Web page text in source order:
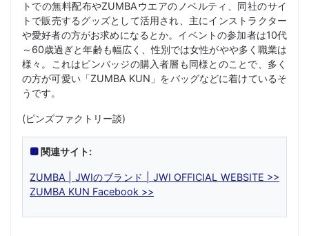
トでの無料配布やZUMBAウエアのノベルティ、同社のサイ
トで販売するグッズとして活用され、主にインストラクター
や愛好者の方がお求めになるとか。イベントの参加者は10代
～60歳過ぎと年齢も幅広く、性別では女性がやや多く職業は
様々。これはピンバッジの購入者層も同様とのことで、多く
の方が可愛い「ZUMBA KUN」をバッグなどに着けているそ
うです。
(ピンズファクトリー談)
関連サイト:
ZUMBA | JWIのブランド | JWI OFFICIAL WEBSITE >>
ZUMBA KUN Facebook >>